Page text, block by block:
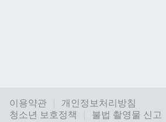
이용약관
개인정보처리방침
청소년 보호정책
불법 촬영물 신고